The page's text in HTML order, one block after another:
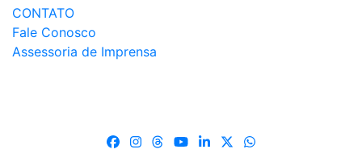
CONTATO
Fale Conosco
Assessoria de Imprensa